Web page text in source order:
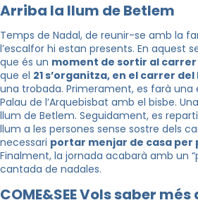
Arriba la llum de Betlem
Temps de Nadal, de reunir-se amb la
l’escalfor hi estan presents. En aquest
que és un moment de sortir al carrer
que el 21 s’organitza, en el carrer del
una trobada. Primerament, es farà una
Palau de l’Arquebisbat amb el bisbe.
llum de Betlem. Seguidament, es
llum a les persones sense sostre dels
necessari portar menjar de casa
Finalment, la jornada acabarà amb un
cantada de nadales.
COME&SEE Vols saber més